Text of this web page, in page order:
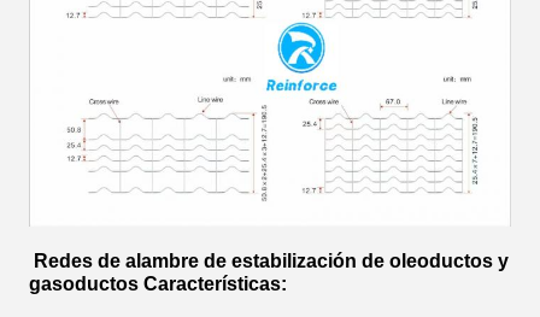
Redes de alambre de estabilización de oleoductos y
gasoductos Características: